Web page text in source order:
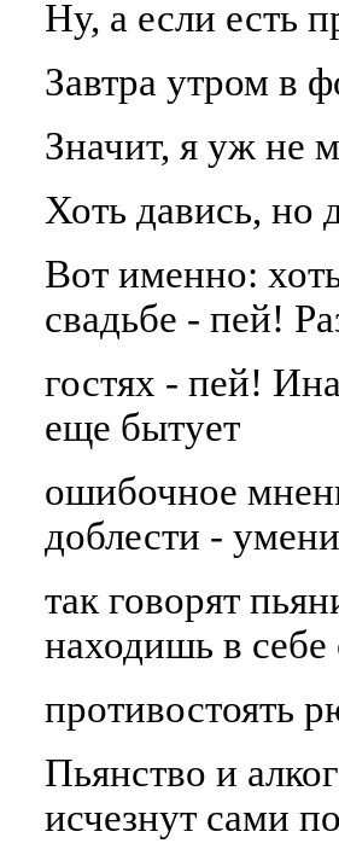
Ну, а если есть
Завтра утром в
Значит, я уж не
Хоть давись, но
Вот именно:
свадьбе - пей!
гостях - пей!
еще бытует
ошибочное
доблести -
так говорят
находишь в
противостоять
Пьянство и
исчезнут сами